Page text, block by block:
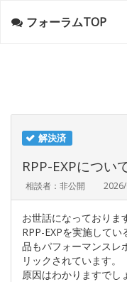
フォーラムTOP
解決済
RPP-EXPについ
相談者：非公開
お世話になっておりま
RPP-EXPを実施して
品もパフォーマンスレ
リックされています。
原因はわかりますでし